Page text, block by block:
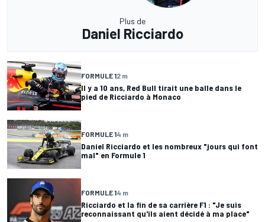
Plus de
Daniel Ricciardo
FORMULE 12 m
Il y a 10 ans, Red Bull tirait une balle dans le
pied de Ricciardo à Monaco
FORMULE 14 m
Daniel Ricciardo et les nombreux "jours qui font
mal" en Formule 1
FORMULE 14 m
Ricciardo et la fin de sa carrière F1 : "Je suis
reconnaissant qu'ils aient décidé à ma place"